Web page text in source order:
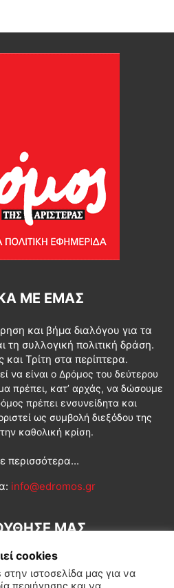
ΜΕ ΕΜΆΣ
και βήμα διαλόγου για τα
τη συλλογική πολιτική δράση.
Τρίτη στα περίπτερα.
να είναι ο Δρόμος του δεύτερου
πρέπει, κατ’ αρχάς, να δώσουμε
πρέπει ενσυνείδητα και
ως συμβολή διεξόδου της
καθολική κρίση.
περισσότερα...
info@edromos.gr
ΜΑΣ
cookies
ιστοσελίδα μας για να